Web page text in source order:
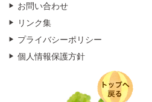
お問い合わせ
リンク集
プライバシーポリシー
個人情報保護方針